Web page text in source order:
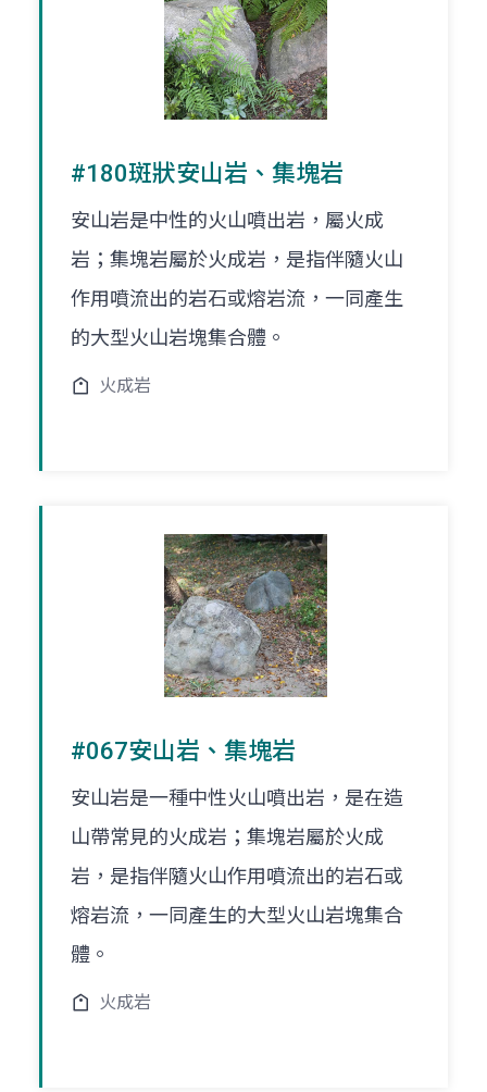
#180斑狀安山岩、集塊岩
安山岩是中性的火山噴出岩，屬火成
岩；集塊岩屬於火成岩，是指伴隨火山
作用噴流出的岩石或熔岩流，一同產生
的大型火山岩塊集合體。
火成岩
#067安山岩、集塊岩
安山岩是一種中性火山噴出岩，是在造
山帶常見的火成岩；集塊岩屬於火成
岩，是指伴隨火山作用噴流出的岩石或
熔岩流，一同產生的大型火山岩塊集合
體。
火成岩